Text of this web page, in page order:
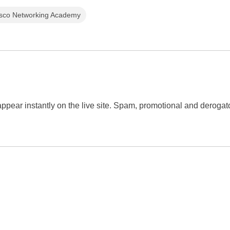
Networking Academy
instantly on the live site. Spam, promotional and